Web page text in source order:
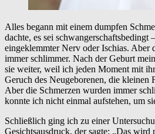
Alles begann mit einem dumpfen
dachte, es sei schwangerschaftsbedingt
eingeklemmter Nerv oder Ischias. Aber
immer schlimmer. Nach der Geburt
sie weiter, weil ich jeden Moment mit
Geruch des Neugeborenen, die kleinen
Aber die Schmerzen wurden immer
konnte ich nicht einmal aufstehen, um
Schließlich ging ich zu einer
Gesichtsausdruck, der sagte: „Das